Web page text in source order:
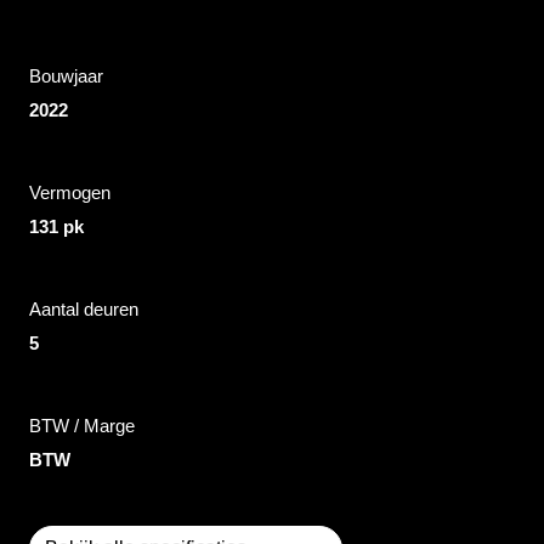
Bouwjaar
2022
Vermogen
131 pk
Aantal deuren
5
BTW / Marge
BTW